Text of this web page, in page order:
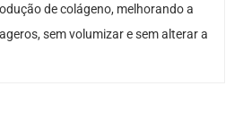
de colágeno, melhorando a
sem volumizar e sem alterar a